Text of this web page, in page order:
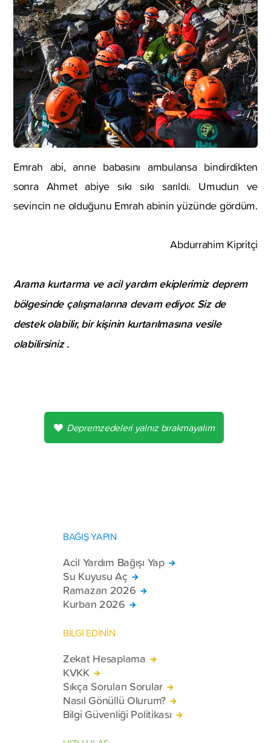
Emrah abi, anne babasını ambulansa bindirdikten
sonra Ahmet abiye sıkı sıkı sarıldı. Umudun ve
sevincin ne olduğunu Emrah abinin yüzünde gördüm.
Abdurrahim Kipritçi
Arama kurtarma ve acil yardım ekiplerimiz deprem
bölgesinde çalışmalarına devam ediyor. Siz de
destek olabilir, bir kişinin kurtarılmasına vesile
olabilirsiniz .
Depremzedeleri yalnız bırakmayalım
BAĞIŞ YAPIN
Acil Yardım Bağışı Yap
Su Kuyusu Aç
Ramazan 2026
Kurban 2026
BİLGİ EDİNİN
Zekat Hesaplama
KVKK
Sıkça Sorulan Sorular
Nasıl Gönüllü Olurum?
Bilgi Güvenliği Politikası